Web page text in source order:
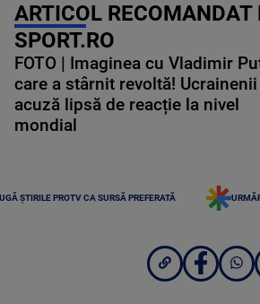
ARTICOL RECOMANDAT
SPORT.RO
FOTO | Imaginea cu Vladimir
care a stârnit revoltă! Ucrainenii
acuză lipsă de reacție la nivel
mondial
ȘTIRILE PROTV CA SURSĂ PREFERATĂ